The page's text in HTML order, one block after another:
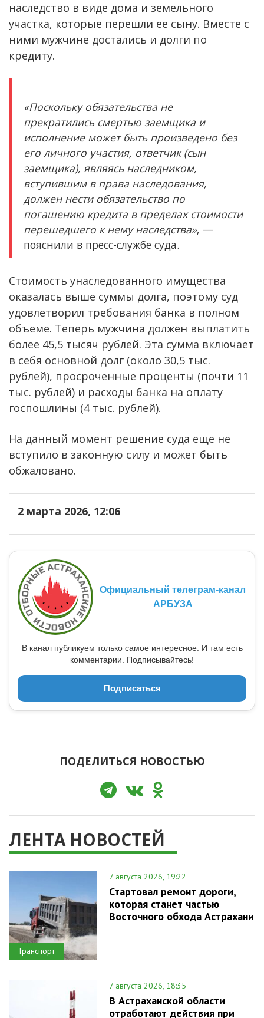
наследство в виде дома и земельного
участка, которые перешли ее сыну. Вместе с
ними мужчине достались и долги по
кредиту.
«Поскольку обязательства не
прекратились смертью заемщика и
исполнение может быть произведено без
его личного участия, ответчик (сын
заемщика), являясь наследником,
вступившим в права наследования,
должен нести обязательство по
погашению кредита в пределах стоимости
перешедшего к нему наследства», —
пояснили в пресс-службе суда.
Стоимость унаследованного имущества
оказалась выше суммы долга, поэтому суд
удовлетворил требования банка в полном
объеме. Теперь мужчина должен выплатить
более 45,5 тысяч рублей. Эта сумма включает
в себя основной долг (около 30,5 тыс.
рублей), просроченные проценты (почти 11
тыс. рублей) и расходы банка на оплату
госпошлины (4 тыс. рублей).
На данный момент решение суда еще не
вступило в законную силу и может быть
обжаловано.
2 марта 2026, 12:06
Официальный телеграм-канал
АРБУЗА
В канал публикуем только самое интересное. И там есть
комментарии. Подписывайтесь!
Подписаться
ПОДЕЛИТЬСЯ НОВОСТЬЮ
ЛЕНТА НОВОСТЕЙ
Транспорт
7 августа 2026, 19:22
Стартовал ремонт дороги,
которая станет частью
Восточного обхода Астрахани
7 августа 2026, 18:35
В Астраханской области
отработают действия при